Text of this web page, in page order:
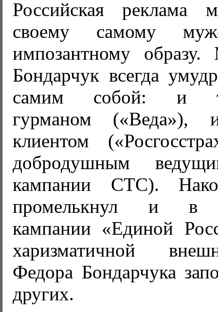
Российская реклама
своему самому
импозантному образу.
Бондарчук всегда
самим собой: и
гурманом («Веда»),
клиентом
добродушным
кампании СТС).
промелькнул и в
кампании «Единой
харизматичной
Федора Бондарчука
других.